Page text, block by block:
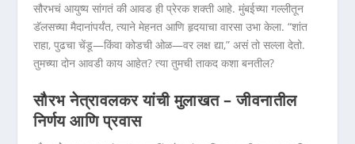
सौरभचं आयुष्य सांगतं की आवड ही प्रेरक शक्ती आहे. मुंबईच्या गल्लीतून
डॅलसच्या मैदानांपर्यंत, त्याने मेहनत आणि हृदयाचा वारसा उभा केला. “शांत
राहा, पुढचा चेंडू—किंवा कोडची ओळ—वर लक्ष द्या,” असं तो सल्ला देतो.
तुमच्या दोन आवडी काय आहेत? त्या तुमची ताकद कशा बनतील?
सौरभ नेत्रावलकर यांची मुलाखत – जीवनातील
निर्णय आणि प्रवास